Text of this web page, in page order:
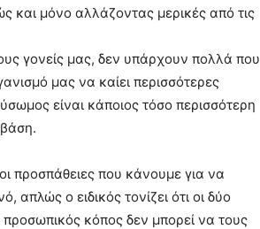
και μόνο αλλάζοντας μερικές από τις
γονείς μας, δεν υπάρχουν πολλά που
μας να καίει περισσότερες
είναι κάποιος τόσο περισσότερη
προσπάθειες που κάνουμε για να
ο ειδικός τονίζει ότι οι δύο
κόπος δεν μπορεί να τους